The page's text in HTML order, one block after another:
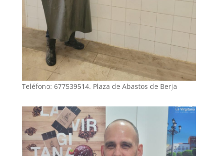
Teléfono: 677539514. Plaza de Abastos de Berja